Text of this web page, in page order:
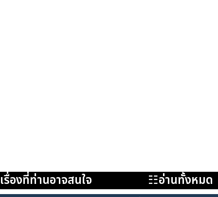
เรื่องที่ท่านอาจสนใจ ☷อ่านทั้งหมด